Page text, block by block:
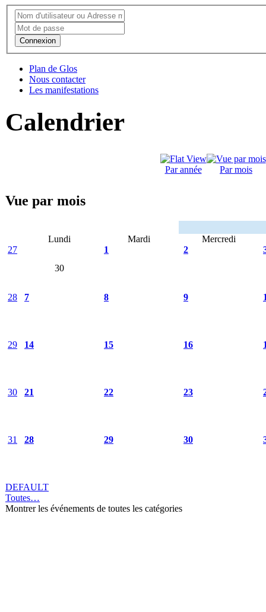
Connexion
Plan de Glos
Nous contacter
Les manifestations
Calendrier
Par année Par mois
Vue par mois
Lundi Mardi
Mercredi
27
30
1 2
28 7 8 9
29 14 15 16
30 21 22 23
31 28 29 30
DEFAULT
Toutes…
Montrer les événements de toutes les catégories